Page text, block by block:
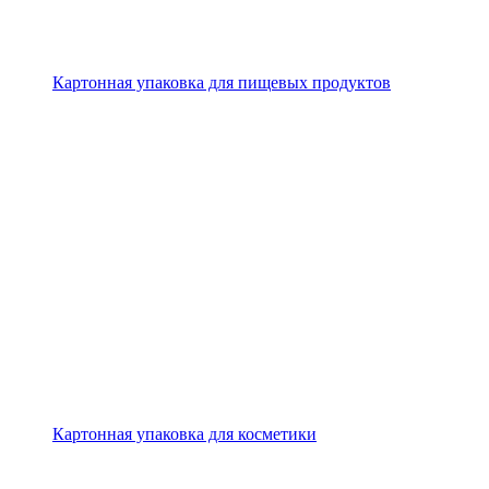
Картонная упаковка для пищевых продуктов
Картонная упаковка для косметики